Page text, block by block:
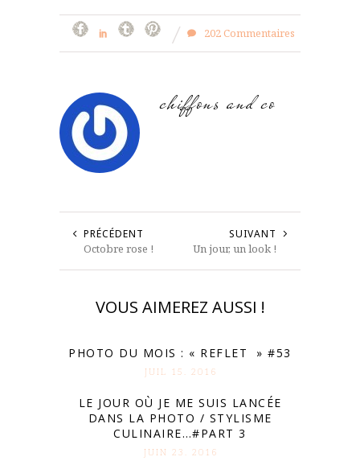
202 Commentaires
chiffons and co
PRÉCÉDENT
Octobre rose !
SUIVANT
Un jour, un look !
VOUS AIMEREZ AUSSI !
PHOTO DU MOIS : « REFLET » #53
JUIL 15. 2016
LE JOUR OÙ JE ME SUIS LANCÉE
DANS LA PHOTO / STYLISME
CULINAIRE…#PART 3
JUIN 23. 2016